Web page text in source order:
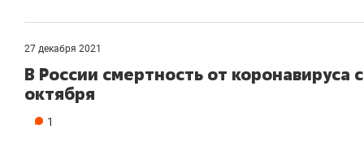
27 декабря 2021
В России смертность от коронавируса
октября
1